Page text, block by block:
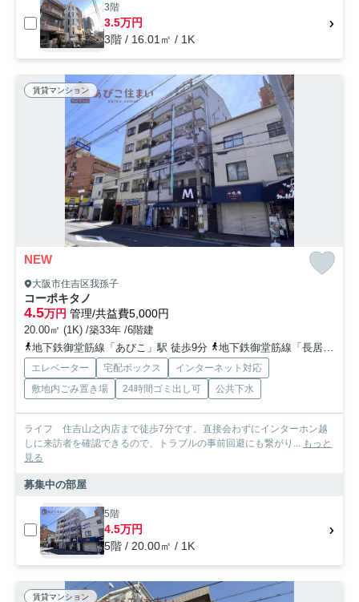
3階
3.5万円
3階 / 16.01㎡ / 1K
賃貸マンション
NEW
大阪市住吉区我孫子
コーポキタノ
4.5万円 管理/共益費5,000円
20.00㎡ (1K) /築33年 /6階建
地下鉄御堂筋線「あびこ」駅 徒歩9分
地下鉄御堂筋線「長居」駅 徒歩17分
エレベーター 宅配ボックス
インターネット対応
敷地内ごみ置き場
24時間ゴミ出し可 公共下水
ライフ 住吉山之内店まで徒歩7分です。直接会わずにインターホン越
しに来訪者を確認できるので、トラブルの事前回避にも繋がり...
もっと
見る
募集中の部屋
5階
4.5万円
5階 / 20.00㎡ / 1K
賃貸マンション